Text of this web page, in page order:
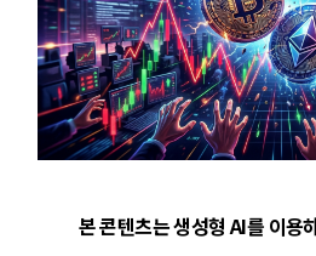
본 콘텐츠는 생성형 AI를 이용